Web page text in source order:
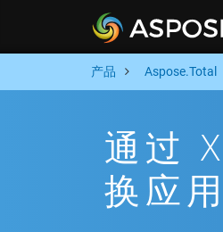
产品 Aspose.Total
通过
换应